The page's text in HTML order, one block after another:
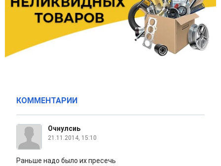
КОММЕНТАРИИ
Очнулсиь
21.11.2014, 15:10
Раньше надо было их пресечь